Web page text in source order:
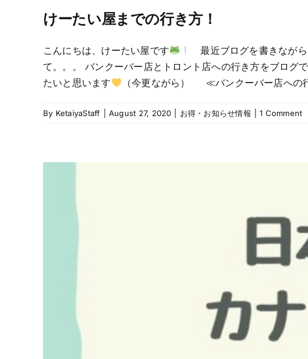
けーたい屋までの行き方！
こんにちは、けーたい屋です
最近ブログを書きなが
て。。。 バンクーバー店とトロント店への行き方をブログ
たいと思います
（今更ながら） ≪バンクーバー店へ
By KetaiyaStaff August 27, 2020 お得・お知らせ情報 1 Comment